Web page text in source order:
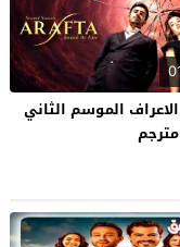
الموسم الثاني